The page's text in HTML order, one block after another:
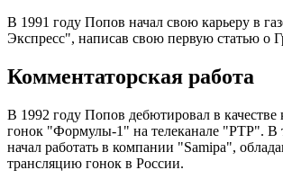
В 1991 году Попов начал свою карьеру в
Экспресс", написав свою первую статью о
Комментаторская работа
В 1992 году Попов дебютировал в качестве
гонок "Формулы-1" на телеканале "РТР". В
начал работать в компании "Samipa",
трансляцию гонок в России.